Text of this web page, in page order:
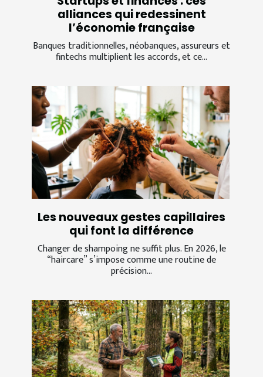
alliances qui redessinent
l’économie française
Banques traditionnelles, néobanques, assureurs et
fintechs multiplient les accords, et ce...
Les nouveaux gestes capillaires
qui font la différence
Changer de shampoing ne suffit plus. En 2026, le
“haircare” s’impose comme une routine de
précision...